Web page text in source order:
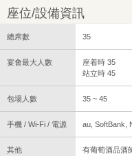
座位/設備資訊
總席數 35
宴會最大人數
座着時 35
站立時 45
包場人數 35 ~ 45
手機 / Wi-Fi / 電源 au, SoftBank,
其他 有葡萄酒品酒